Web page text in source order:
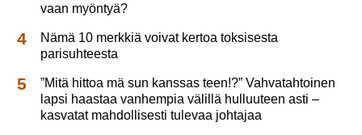
vaan myöntyä?
Nämä 10 merkkiä voivat kertoa toksisesta
parisuhteesta
”Mitä hittoa mä sun kanssas teen!?” Vahvatahtoinen
lapsi haastaa vanhempia välillä hulluuteen asti –
kasvatat mahdollisesti tulevaa johtajaa